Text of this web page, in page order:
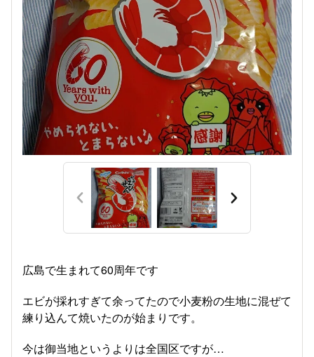
広島で生まれて60周年です
エビが採れすぎて余ってたので小麦粉の生地に混ぜて
練り込んて焼いたのが始まりです。
今は御当地というよりは全国区ですが…